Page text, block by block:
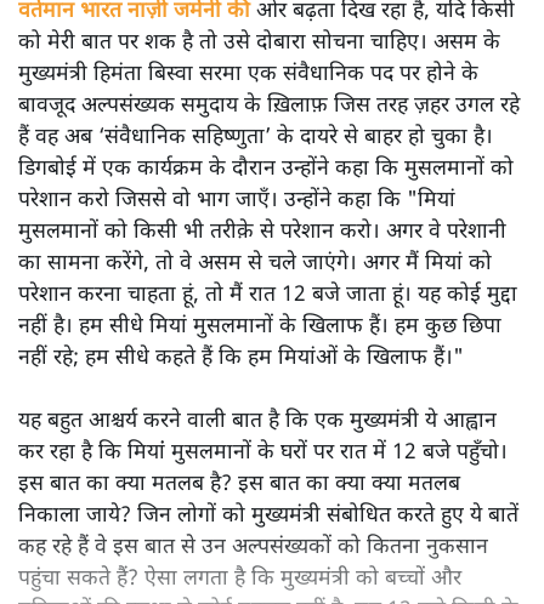
वर्तमान भारत नाज़ी जर्मनी कीओर बढ़ता दिख रहा है, यदि किसी
को मेरी बात पर शक है तो उसे दोबारा सोचना चाहिए। असम के
मुख्यमंत्री हिमंता बिस्वा सरमा एक संवैधानिक पद पर होने के
बावजूद अल्पसंख्यक समुदाय के ख़िलाफ़ जिस तरह ज़हर उगल रहे
हैं वह अब ‘संवैधानिक सहिष्णुता’ के दायरे से बाहर हो चुका है।
डिगबोई में एक कार्यक्रम के दौरान उन्होंने कहा कि मुसलमानों को
परेशान करो जिससे वो भाग जाएँ। उन्होंने कहा कि "मियां
मुसलमानों को किसी भी तरीक़े से परेशान करो। अगर वे परेशानी
का सामना करेंगे, तो वे असम से चले जाएंगे। अगर मैं मियां को
परेशान करना चाहता हूं, तो मैं रात 12 बजे जाता हूं। यह कोई मुद्दा
नहीं है। हम सीधे मियां मुसलमानों के खिलाफ हैं। हम कुछ छिपा
नहीं रहे; हम सीधे कहते हैं कि हम मियांओं के खिलाफ हैं।"
यह बहुत आश्चर्य करने वाली बात है कि एक मुख्यमंत्री ये आह्वान
कर रहा है कि मियांं मुसलमानों के घरों पर रात में 12 बजे पहुँचो।
इस बात का क्या मतलब है? इस बात का क्या क्या मतलब
निकाला जाये? जिन लोगों को मुख्यमंत्री संबोधित करते हुए ये बातें
कह रहे हैं वे इस बात से उन अल्पसंख्यकों को कितना नुकसान
पहुंचा सकते हैं? ऐसा लगता है कि मुख्यमंत्री को बच्चों और